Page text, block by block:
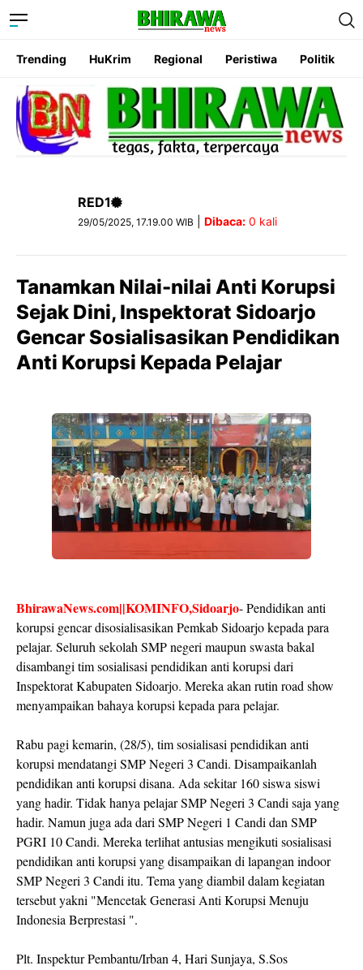
Trending HuKrim Regional Peristiwa Politik
RED1
29/05/2025, 17.19.00 WIB Dibaca: 0 kali
Tanamkan Nilai-nilai Anti Korupsi
Sejak Dini, Inspektorat Sidoarjo
Gencar Sosialisasikan Pendidikan
Anti Korupsi Kepada Pelajar
BhirawaNews.com||KOMINFO,Sidoarjo- Pendidikan anti
korupsi gencar disosialisasikan Pemkab Sidoarjo kepada para
pelajar. Seluruh sekolah SMP negeri maupun swasta bakal
disambangi tim sosialisasi pendidikan anti korupsi dari
Inspektorat Kabupaten Sidoarjo. Mereka akan rutin road show
menyampaikan bahaya korupsi kepada para pelajar.
Rabu pagi kemarin, (28/5), tim sosialisasi pendidikan anti
korupsi mendatangi SMP Negeri 3 Candi. Disampaikanlah
pendidikan anti korupsi disana. Ada sekitar 160 siswa siswi
yang hadir. Tidak hanya pelajar SMP Negeri 3 Candi saja yang
hadir. Namun juga ada dari SMP Negeri 1 Candi dan SMP
PGRI 10 Candi. Mereka terlihat antusias mengikuti sosialisasi
pendidikan anti korupsi yang disampaikan di lapangan indoor
SMP Negeri 3 Candi itu. Tema yang diambil dalam kegiatan
tersebut yakni "Mencetak Generasi Anti Korupsi Menuju
Indonesia Berprestasi ".
Plt. Inspektur Pembantu/Irban 4, Hari Sunjaya, S.Sos